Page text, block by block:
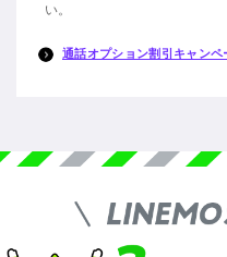
い。
通話オプション割引キャンペ